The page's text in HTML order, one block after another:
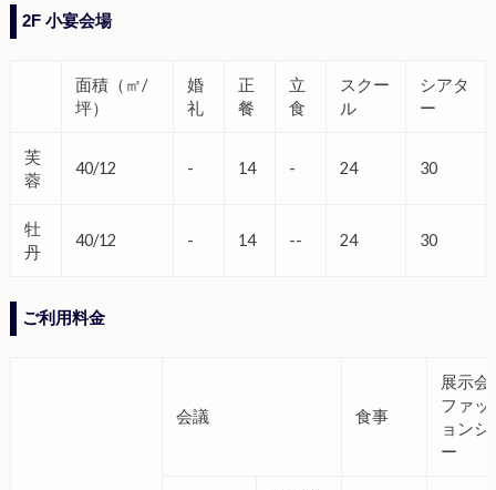
2F 小宴会場
面積（㎡/
坪）
婚
礼
正
餐
立
食
スクー
ル
シアタ
ー
芙
蓉
40/12 - 14 - 24 30
牡
丹
40/12 - 14 -- 24 30
ご利用料金
会議 食事
展示会
ファッ
ョンシ
ー